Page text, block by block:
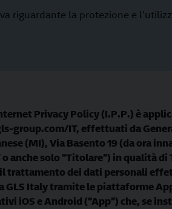
riguardante la protezione e
Privacy Policy (I.P.P.) è
group.com/IT, effettuati da
(MI), Via Basento 19 (da ora
anche solo “Titolare”) in qualità
trattamento dei dati personali
GLS Italy tramite le piattaforme
iOS e Android (“App”) che, se